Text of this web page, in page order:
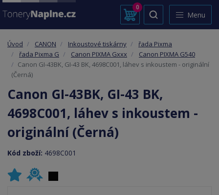
0
Menu
Úvod CANON Inkoustové tiskárny
řada Pixma
řada Pixma G
Canon PIXMA Gxxx
Canon PIXMA G540
Canon GI-43BK, GI-43 BK, 4698C001, láhev s inkoustem - originální
(Černá)
Canon GI-43BK, GI-43 BK,
4698C001, láhev s inkoustem -
originální (Černá)
Kód zboží: 4698C001